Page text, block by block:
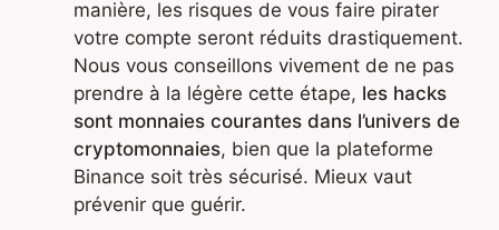
manière, les risques de vous faire pirater
votre compte seront réduits drastiquement.
Nous vous conseillons vivement de ne pas
prendre à la légère cette étape, les hacks
sont monnaies courantes dans l’univers de
cryptomonnaies, bien que la plateforme
Binance soit très sécurisé. Mieux vaut
prévenir que guérir.